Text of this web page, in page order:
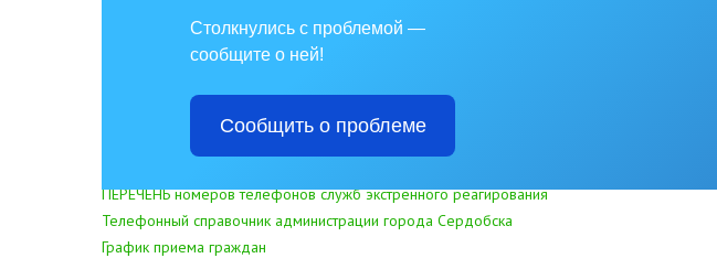
Почетные граждане
Аллея героев
ПЕРЕЧЕНЬ номеров телефонов служб экстренного реагирования
Телефонный справочник администрации города Сердобска
График приема граждан
Столкнулись с проблемой —
сообщите о ней!
Сообщить о проблеме